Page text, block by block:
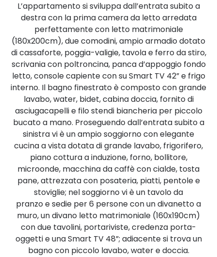
L’appartamento si sviluppa dall’entrata subito a
destra con la prima camera da letto arredata
perfettamente con letto matrimoniale
(180x200cm), due comodini, ampio armadio dotato
di cassaforte, poggia-valigie, tavola e ferro da stiro,
scrivania con poltroncina, panca d’appoggio fondo
letto, console capiente con su Smart TV 42” e frigo
interno. Il bagno finestrato è composto con grande
lavabo, water, bidet, cabina doccia, fornito di
asciugacapelli e filo stendi biancheria per piccolo
bucato a mano. Proseguendo dall’entrata subito a
sinistra vi è un ampio soggiorno con elegante
cucina a vista dotata di grande lavabo, frigorifero,
piano cottura a induzione, forno, bollitore,
microonde, macchina da caffè con cialde, tosta
pane, attrezzata con posateria, piatti, pentole e
stoviglie; nel soggiorno vi è un tavolo da
pranzo e sedie per 6 persone con un divanetto a
muro, un divano letto matrimoniale (160x190cm)
con due tavolini, portariviste, credenza porta-
oggetti e una Smart TV 48”; adiacente si trova un
bagno con piccolo lavabo, water e doccia.